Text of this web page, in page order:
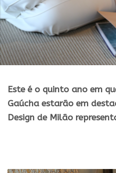
Este é o quinto ano em
Gaúcha estarão em
Design de Milão